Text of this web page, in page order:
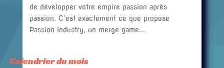
de développer votre empire passion après
passion. C’est exactement ce que propose
Passion Industry, un merge game...
Calendrier du mois